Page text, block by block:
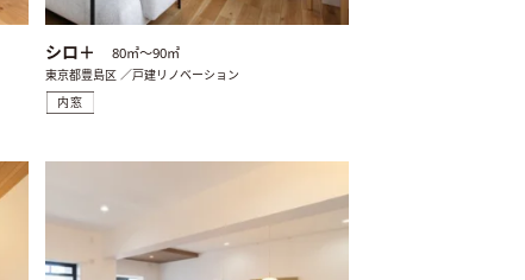
シロ＋ 80㎡〜90㎡
東京都豊島区 ／戸建リノベーション
内窓